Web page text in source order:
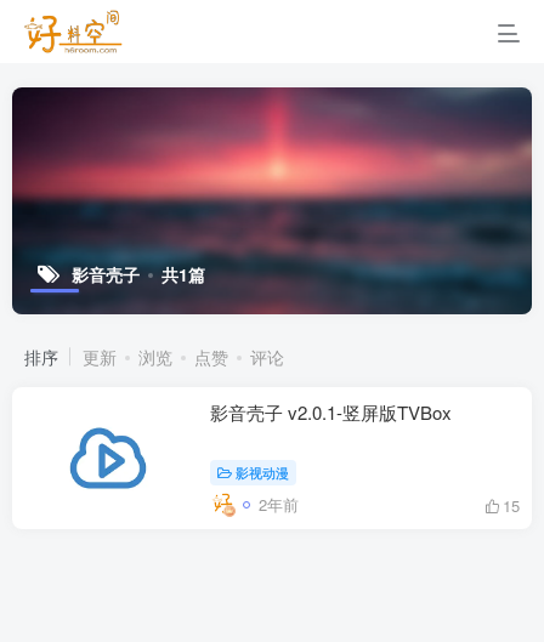
影音壳子 共1篇
排序 更新 浏览 点赞 评论
影音壳子 v2.0.1-竖屏版TVBox
影视动漫
2年前 15